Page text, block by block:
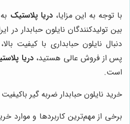
با توجه به این مزایا،دریا پلاستیک
بین تولیدکنندگان نایلون حبابدار در
دنبال نایلون حبابداری با کیفیت
پس از فروش عالی هستید،دریا
است.
خرید نایلون حبابدار ضربه گیر باکیفیت
برخی از مهم‌ترین کاربردها و موارد